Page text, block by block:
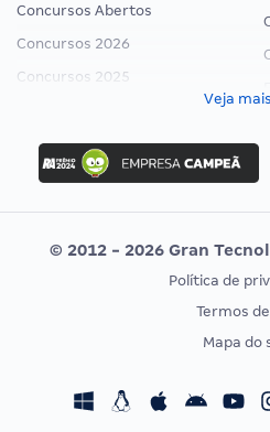
Concursos Abertos
Concursos 2026
Concursos 2025
Concurso Ibama
Concurso MPU
Editais publicados
CONCURSOS POR PROFISSÃO
Concursos Fiscais
Veja mais
© 2012 - 2026 Gran
Política de
Termos
Mapa do